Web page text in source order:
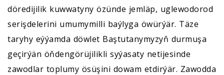
döredijilik kuwwatyny özünde jemläp, uglewodorod
serişdelerini umumymilli baýlyga öwürýär. Täze
taryhy eýýamda döwlet Baştutanymyzyň durmuşa
geçirýän öňdengörüjilikli syýasaty netijesinde
zawodlar toplumy ösüşini dowam etdirýär. Zawodda